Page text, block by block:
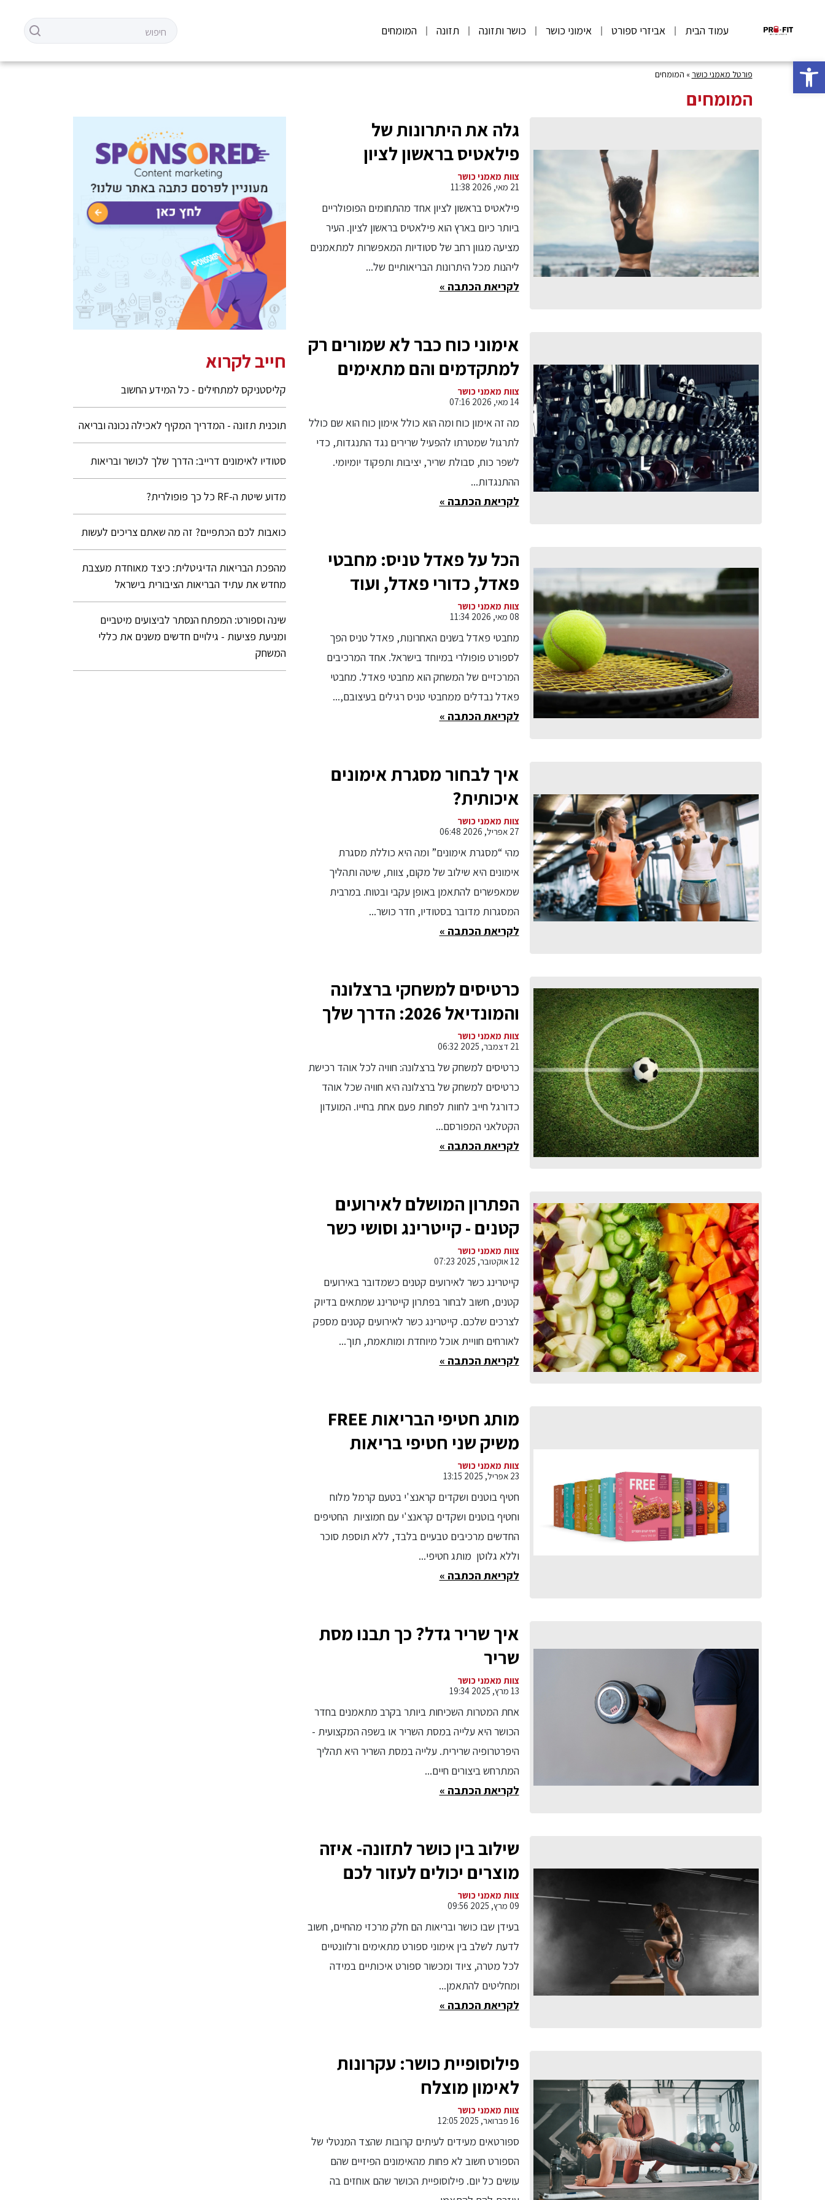
פתח סרגל נגישות
עמוד הבית אביזרי ספורט אימוני כושר כושר ותזונה תזונה המומחים
פורטל מאמני כושר» המומחים
המומחים
גלה את היתרונות של
פילאטיס בראשון לציון
צוות מאמני כושר
21 מאי, 2026 11:38
פילאטיס בראשון לציון אחד מהתחומים הפופולריים
ביותר כיום בארץ הוא פילאטיס בראשון לציון. העיר
מציעה מגוון רחב של סטודיות המאפשרות למתאמנים
ליהנות מכל היתרונות הבריאותיים של...
לקריאת הכתבה »
אימוני כוח כבר לא שמורים רק
למתקדמים והם מתאימים
לכולם
צוות מאמני כושר
14 מאי, 2026 07:16
מה זה אימון כוח ומה הוא כולל אימון כוח הוא שם כולל
לתרגול שמטרתו להפעיל שרירים נגד התנגדות, כדי
לשפר כוח, סבולת שריר, יציבות ותפקוד יומיומי.
ההתנגדות...
לקריאת הכתבה »
הכל על פאדל טניס: מחבטי
פאדל, כדורי פאדל, ועוד
צוות מאמני כושר
08 מאי, 2026 11:34
מחבטי פאדל בשנים האחרונות, פאדל טניס הפך
לספורט פופולרי במיוחד בישראל. אחד המרכיבים
המרכזיים של המשחק הוא מחבטי פאדל. מחבטי
פאדל נבדלים ממחבטי טניס רגילים בעיצובם,...
לקריאת הכתבה »
איך לבחור מסגרת אימונים
איכותית?
צוות מאמני כושר
27 אפריל, 2026 06:48
מהי “מסגרת אימונים” ומה היא כוללת מסגרת
אימונים היא שילוב של מקום, צוות, שיטה ותהליך
שמאפשרים להתאמן באופן עקבי ובטוח. במרבית
המסגרות מדובר בסטודיו, חדר כושר...
לקריאת הכתבה »
כרטיסים למשחקי ברצלונה
והמונדיאל 2026: הדרך שלך
לחוויה בלתי נשכחת
צוות מאמני כושר
21 דצמבר, 2025 06:32
כרטיסים למשחק של ברצלונה: חוויה לכל אוהד רכישת
כרטיסים למשחק של ברצלונה היא חוויה שכל אוהד
כדורגל חייב לחוות לפחות פעם אחת בחייו. המועדון
הקטלאני המפורסם...
לקריאת הכתבה »
הפתרון המושלם לאירועים
קטנים - קייטרינג וסושי כשר
צוות מאמני כושר
12 אוקטובר, 2025 07:23
קייטרינג כשר לאירועים קטנים כשמדובר באירועים
קטנים, חשוב לבחור בפתרון קייטרינג שמתאים בדיוק
לצרכים שלכם. קייטרינג כשר לאירועים קטנים מספק
לאורחים חוויית אוכל מיוחדת ומותאמת, תוך...
לקריאת הכתבה »
מותג חטיפי הבריאות FREE
משיק שני חטיפי בריאות
בטעמים חדשים:
צוות מאמני כושר
23 אפריל, 2025 13:15
חטיף בוטנים ושקדים קראנצ'י בטעם קרמל מלוח
וחטיף בוטנים ושקדים קראנצ'י עם חמוציות החטיפים
החדשים מרכיבים טבעיים בלבד, ללא תוספת סוכר
וללא גלוטן מותג חטיפי...
לקריאת הכתבה »
איך שריר גדל? כך תבנו מסת
שריר
צוות מאמני כושר
13 מרץ, 2025 19:34
אחת המטרות השכיחות ביותר בקרב מתאמנים בחדר
הכושר היא עלייה במסת השריר או בשפה המקצועית -
היפרטרופיה שרירית. עלייה במסת השריר היא תהליך
המתרחש ביצורים חיים...
לקריאת הכתבה »
שילוב בין כושר לתזונה- איזה
מוצרים יכולים לעזור לכם
לעשות את זה טוב
צוות מאמני כושר
09 מרץ, 2025 09:56
בעידן שבו כושר ובריאות הם חלק מרכזי מהחיים, חשוב
לדעת לשלב בין אימוני ספורט מתאימים ורלוונטיים
לכל מטרה, ציוד ומכשור ספורט איכותיים במידה
ומחליטים להתאמן...
לקריאת הכתבה »
פילוסופיית כושר: עקרונות
לאימון מוצלח
צוות מאמני כושר
16 פברואר, 2025 12:05
ספורטאים מעידים לעיתים קרובות שהצד המנטלי של
הספורט חשוב לא פחות מהאימונים הפיזיים שהם
עושים כל יום. פילוסופיית הכושר שהם אוחזים בה
חייב לקרוא
קליסטניקס למתחילים - כל המידע החשוב
תוכנית תזונה - המדריך המקיף לאכילה נכונה ובריאה
סטודיו לאימונים דרייב: הדרך שלך לכושר ובריאות
מדוע שיטת ה-RF כל כך פופולרית?
כואבות לכם הכתפיים? זה מה שאתם צריכים לעשות
מהפכת הבריאות הדיגיטלית: כיצד מאוחדת מעצבת
מחדש את עתיד הבריאות הציבורית בישראל
שינה וספורט: המפתח הנסתר לביצועים מיטביים
ומניעת פציעות - גילויים חדשים משנים את כללי
המשחק